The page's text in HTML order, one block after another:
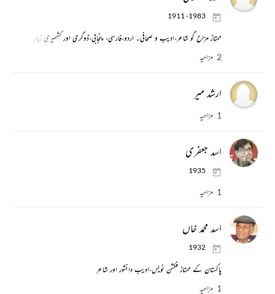
1911 -1983
ممتاز مزاح گو شاعر،ادیب و صحافی۔ اردو،فارسی، پنجابی،ڈوگری اور کشمیری زبان کے شاعر
2 مزاحیہ
ارشد میر
1 مزاحیہ
اسد جعفری
1935
1 مزاحیہ
اسد محمد خاں
1932
پاکستان کے ممتاز فکشن نویس،ادیب دانشور اور شاعر
1 مزاحیہ